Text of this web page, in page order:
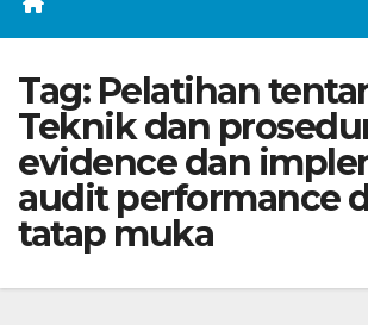
Tag: Pelatihan
Teknik dan
evidence dan
audit performance
tatap muka